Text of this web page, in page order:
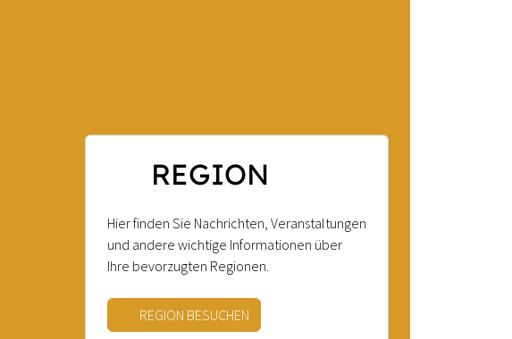
REGION
Hier finden Sie Nachrichten, Veranstaltungen
und andere wichtige Informationen über
Ihre bevorzugten Regionen.
REGION BESUCHEN